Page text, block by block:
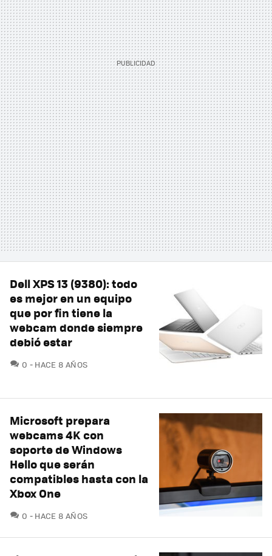
Dell XPS 13 (9380): todo
es mejor en un equipo
que por fin tiene la
webcam donde siempre
debió estar
0 COMENTARIOS
HACE 8 AÑOS
Microsoft prepara
webcams 4K con
soporte de Windows
Hello que serán
compatibles hasta con la
Xbox One
0 COMENTARIOS
HACE 8 AÑOS